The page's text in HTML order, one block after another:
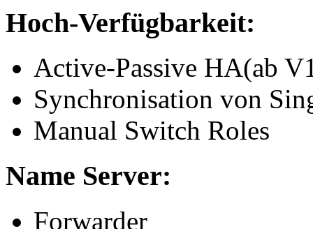
Hoch-Verfügbarkeit:
Active-Passive HA(ab
Synchronisation von
Manual Switch Roles
Name Server:
Forwarder